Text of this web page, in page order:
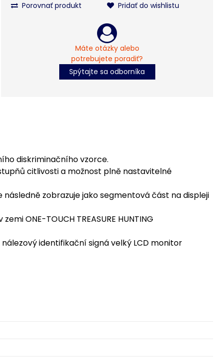
Porovnať produkt Pridať do wishlistu
Máte otázky alebo
potrebujete poradiť?
Spýtajte sa odborníka
diskriminačního vzorce.
citlivosti a možnost plně nastavitelné
následně zobrazuje jako segmentová část na displeji
ONE-TOUCH TREASURE HUNTING
identifikační signá velký LCD monitor